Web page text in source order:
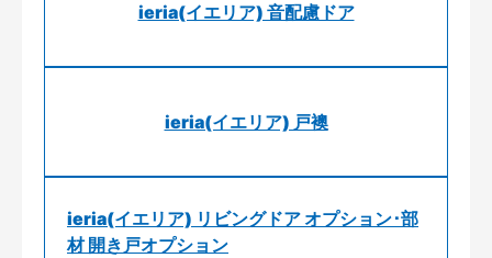
ieria(イエリア) 音配慮ドア
ieria(イエリア) 戸襖
ieria(イエリア) リビングドア オプション･部
材 開き戸オプション